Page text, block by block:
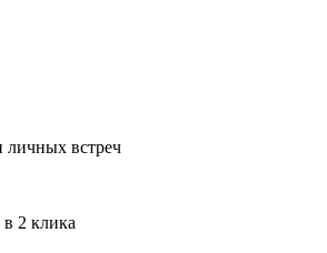
личных встреч
2 клика